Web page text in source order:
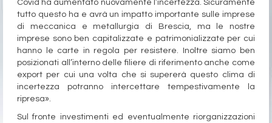
Covid ha aumentato nuovamente l’incertezza. Sicuramente
tutto questo ha e avrà un impatto importante sulle imprese
di meccanica e metallurgia di Brescia, ma le nostre
imprese sono ben capitalizzate e patrimonializzate per cui
hanno le carte in regola per resistere. Inoltre siamo ben
posizionati all’interno delle filiere di riferimento anche come
export per cui una volta che si supererà questo clima di
incertezza potranno intercettare tempestivamente la
ripresa».
Sul fronte investimenti ed eventualmente riorganizzazioni